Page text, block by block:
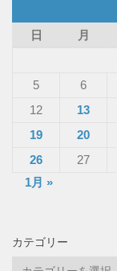
日
月
5
6
12
13
19
20
26
27
1月 »
カテゴリー